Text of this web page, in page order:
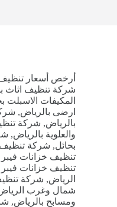
أرخص أسعار تنظيف
شركة تنظيف اثاث
المكيفات الاسبلت
ارضى بالرياض,
بالرياض, شركة
والعلوية بالرياض,
بحائل, شركة تنظيف
تنظيف خزانات
تنظيف خزانات
الرياض, شركة
شمال وغرب
ومسابح بالرياض,